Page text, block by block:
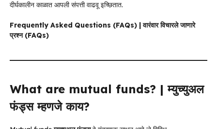
दीर्घकालीन काळात आपली संपत्ती वाढवू इच्छितात.
Frequently Asked Questions (FAQs) | वारंवार विचारले जाणारे
प्रश्न (FAQs)
What are mutual funds? | म्युच्युअल
फंड्स म्हणजे काय?